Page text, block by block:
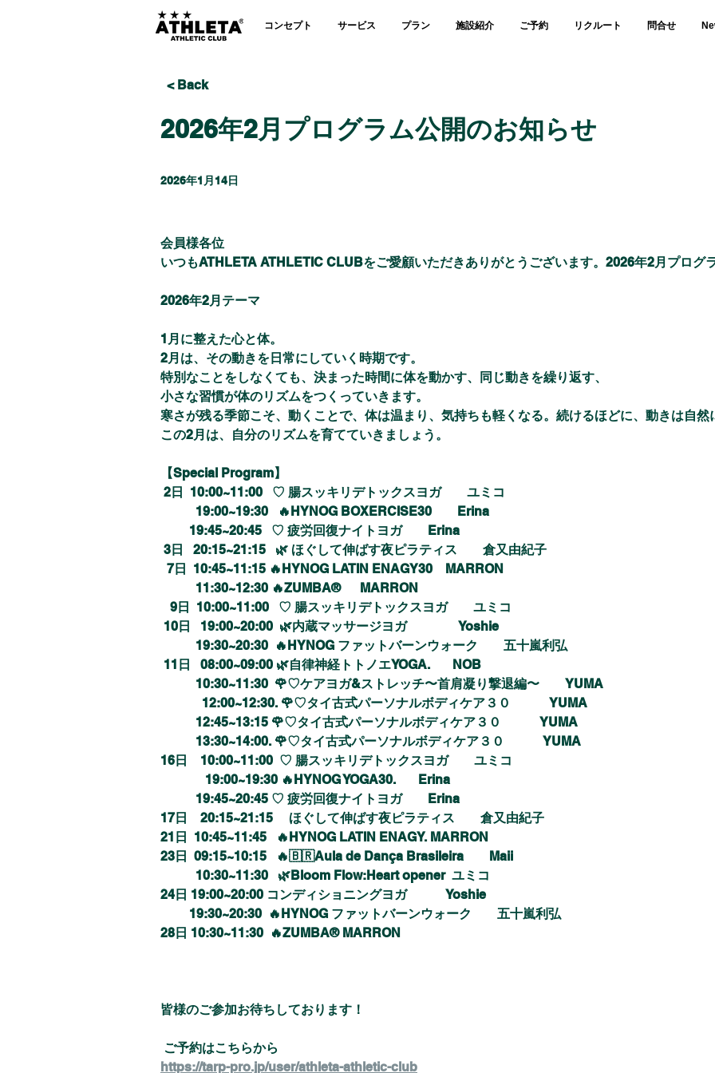
コンセプト サービス プラン 施設紹介 ご予約 リクルート 問合せ
< Back
2026年2月プログラム公開のお知らせ
2026年1月14日
会員様各位
いつもATHLETA ATHLETIC CLUBをご愛顧いただきありがとうございます。2026年2月プログ
2026年2月テーマ
1月に整えた心と体。
2月は、その動きを日常にしていく時期です。
特別なことをしなくても、決まった時間に体を動かす、同じ動きを繰り返す、
小さな習慣が体のリズムをつくっていきます。
寒さが残る季節こそ、動くことで、体は温まり、気持ちも軽くなる。続けるほどに、動きは自然
この2月は、自分のリズムを育てていきましょう。
【Special Program】
2日  10:00~11:00   ♡ 腸スッキリデトックスヨガ　　ユミコ
19:00~19:30   🔥HYNOG BOXERCISE30        Erina
19:45~20:45   ♡ 疲労回復ナイトヨガ
Erina
3日   20:15~21:15   🌿 ほぐして伸ばす夜ピラティス　　倉又由紀子
  7日  10:45~11:15 🔥HYNOG LATIN ENAGY30    MARRON
11:30~12:30 🔥ZUMBA®︎      MARRON
9日 10:00~11:00   ♡ 腸スッキリデトックスヨガ　　ユミコ
10日   19:00~20:00  🌿内蔵マッサージヨガ
Yoshie
           19:30~20:30  🔥HYNOG
ファットバーンウォーク　　五十嵐利弘
11日   08:00~09:00 🌿自律神経トトノエYOGA.       NOB
           10:30~11:30  🌹♡ケアヨガ&ストレッチ〜首肩凝り撃退編〜　　YUMA
12:00~12:30. 🌹♡タイ古式パーソナルボディケア３０　　　YUMA
12:45~13:15 🌹♡タイ古式パーソナルボディケア３０　　　YUMA
13:30~14:00. 🌹♡タイ古式パーソナルボディケア３０
YUMA
16日　10:00~11:00  ♡ 腸スッキリデトックスヨガ　　ユミコ
19:00~19:30 🔥HYNOG YOGA30.       Erina
19:45~20:45 ♡ 疲労回復ナイトヨガ
Erina
17日
20:15~21:15 　ほぐして伸ばす夜ピラティス　　倉又由紀子
21日  10:45~11:45   🔥HYNOG LATIN ENAGY. MARRON
23日  09:15~10:15   🔥🇧🇷Aula de Dança Brasileira　　Maii
           10:30~11:30   🌿Bloom Flow:Heart opener  ユミコ
24日 19:00~20:00 コンディショニングヨガ　　　Yoshie
19:30~20:30  🔥HYNOG ファットバーンウォーク　　五十嵐利弘
28日 10:30~11:30  🔥ZUMBA®︎ MARRON
皆様のご参加お待ちしております！
ご予約はこちらから
https://tarp-pro.jp/user/athleta-athletic-club